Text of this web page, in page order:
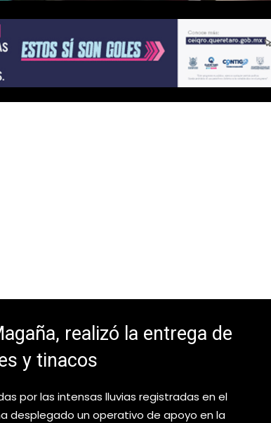
realizó la entrega de
y tinacos
por las intensas lluvias registradas en el
desplegado un operativo de apoyo en la